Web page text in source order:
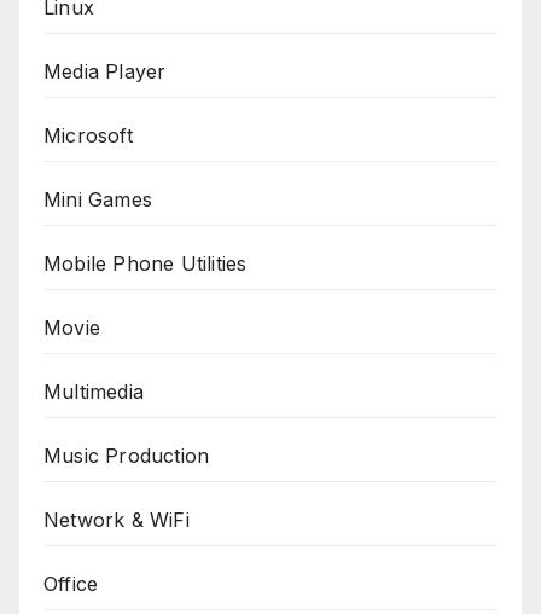
Linux
Media Player
Microsoft
Mini Games
Mobile Phone Utilities
Movie
Multimedia
Music Production
Network & WiFi
Office